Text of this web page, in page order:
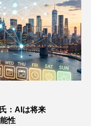
：AIは将来
性